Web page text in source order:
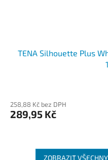
TENA Silhouette Plus
258,88 Kč bez DPH
289,95 Kč
ZOBRAZIT